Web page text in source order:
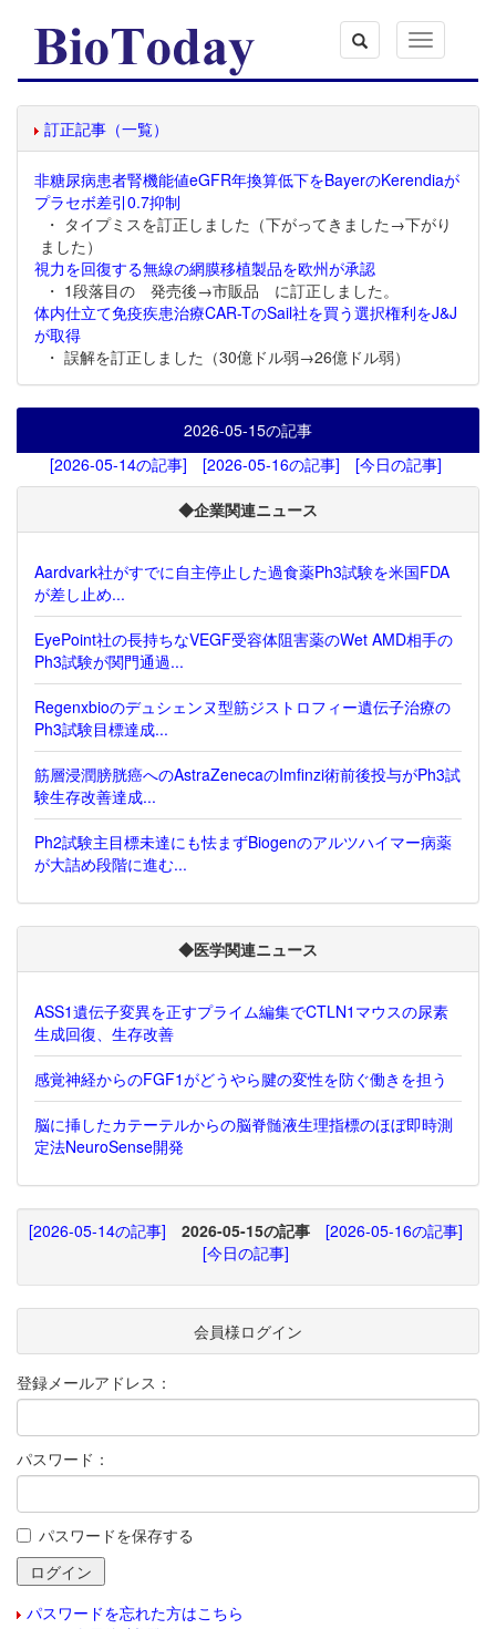
Toggle
navigation
訂正記事（一覧）
非糖尿病患者腎機能値eGFR年換算低下をBayerのKerendiaが
プラセボ差引0.7抑制
・ タイプミスを訂正しました（下がってきました→下がり
ました）
視力を回復する無線の網膜移植製品を欧州が承認
・ 1段落目の 発売後→市販品 に訂正しました。
体内仕立て免疫疾患治療CAR-TのSail社を買う選択権利をJ&J
が取得
・ 誤解を訂正しました（30億ドル弱→26億ドル弱）
2026-05-15の記事
[2026-05-14の記事]
[2026-05-16の記事] [今日の記事]
◆企業関連ニュース
Aardvark社がすでに自主停止した過食薬Ph3試験を米国FDA
が差し止め...
EyePoint社の長持ちなVEGF受容体阻害薬のWet AMD相手の
Ph3試験が関門通過...
Regenxbioのデュシェンヌ型筋ジストロフィー遺伝子治療の
Ph3試験目標達成...
筋層浸潤膀胱癌へのAstraZenecaのImfinzi術前後投与がPh3試
験生存改善達成...
Ph2試験主目標未達にも怯まずBiogenのアルツハイマー病薬
が大詰め段階に進む...
◆医学関連ニュース
ASS1遺伝子変異を正すプライム編集でCTLN1マウスの尿素
生成回復、生存改善
感覚神経からのFGF1がどうやら腱の変性を防ぐ働きを担う
脳に挿したカテーテルからの脳脊髄液生理指標のほぼ即時測
定法NeuroSense開発
[2026-05-14の記事] 2026-05-15の記事
[2026-05-16の記事]
[今日の記事]
会員様ログイン
登録メールアドレス：
パスワード：
パスワードを保存する
パスワードを忘れた方はこちら